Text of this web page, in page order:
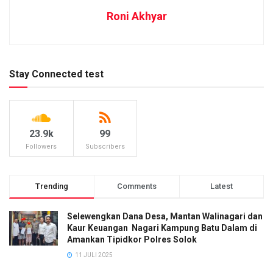
Roni Akhyar
Stay Connected test
23.9k
Followers
99
Subscribers
Trending Comments Latest
Selewengkan Dana Desa, Mantan Walinagari dan
Kaur Keuangan Nagari Kampung Batu Dalam di
Amankan Tipidkor Polres Solok
11 JULI 2025